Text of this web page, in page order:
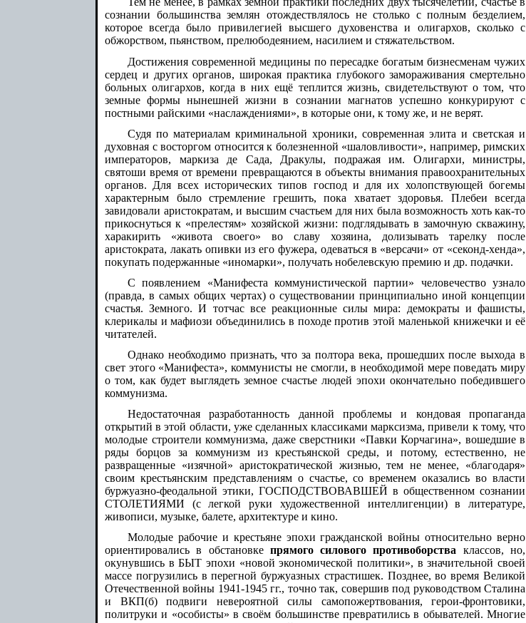
сознании большинства землян отождествлялось не столько с полным безделием,
которое всегда было привилегией высшего духовенства и олигархов, сколько с
обжорством, пьянством, прелюбодеянием, насилием и стяжательством.
Достижения современной медицины по пересадке богатым бизнесменам чужих
сердец и других органов, широкая практика глубокого замораживания смертельно
больных олигархов, когда в них ещё теплится жизнь, свидетельствуют о том, что
земные формы нынешней жизни в сознании магнатов успешно конкурируют с
постными райскими «наслаждениями», в которые они, к тому же, и не верят.
Судя по материалам криминальной хроники, современная элита и светская и
духовная с восторгом относится к болезненной «шаловливости», например, римских
императоров, маркиза де Сада, Дракулы, подражая им. Олигархи, министры,
святоши время от времени превращаются в объекты внимания правоохранительных
органов. Для всех исторических типов господ и для их холопствующей богемы
характерным было стремление грешить, пока хватает здоровья. Плебеи всегда
завидовали аристократам, и высшим счастьем для них была возможность хоть как-то
прикоснуться к «прелестям» хозяйской жизни: подглядывать в замочную скважину,
харакирить «живота своего» во славу хозяина, долизывать тарелку после
аристократа, лакать опивки из его фужера, одеваться в «версачи» от «секонд-хенда»,
покупать подержанные «иномарки», получать нобелевскую премию и др. подачки.
С появлением «Манифеста коммунистической партии» человечество узнало
(правда, в самых общих чертах) о существовании принципиально иной концепции
счастья. Земного. И тотчас все реакционные силы мира: демократы и фашисты,
клерикалы и мафиози объединились в походе против этой маленькой книжечки и её
читателей.
Однако необходимо признать, что за полтора века, прошедших после выхода в
свет этого «Манифеста», коммунисты не смогли, в необходимой мере поведать миру
о том, как будет выглядеть земное счастье людей эпохи окончательно победившего
коммунизма.
Недостаточная разработанность данной проблемы и кондовая пропаганда
открытий в этой области, уже сделанных классиками марксизма, привели к тому, что
молодые строители коммунизма, даже сверстники «Павки Корчагина», вошедшие в
ряды борцов за коммунизм из крестьянской среды, и потому, естественно, не
развращенные «изячной» аристократической жизнью, тем не менее, «благодаря»
своим крестьянским представлениям о счастье, со временем оказались во власти
буржуазно-феодальной этики, ГОСПОДСТВОВАВШЕЙ в общественном сознании
СТОЛЕТИЯМИ (с легкой руки художественной интеллигенции) в литературе,
живописи, музыке, балете, архитектуре и кино.
Молодые рабочие и крестьяне эпохи гражданской войны относительно верно
ориентировались в обстановке прямого силового противоборства классов, но,
окунувшись в БЫТ эпохи «новой экономической политики», в значительной своей
массе погрузились в перегной буржуазных страстишек. Позднее, во время Великой
Отечественной войны 1941-1945 гг., точно так, совершив под руководством Сталина
и ВКП(б) подвиги невероятной силы самопожертвования, герои-фронтовики,
политруки и «особисты» в своём большинстве превратились в обывателей. Многие